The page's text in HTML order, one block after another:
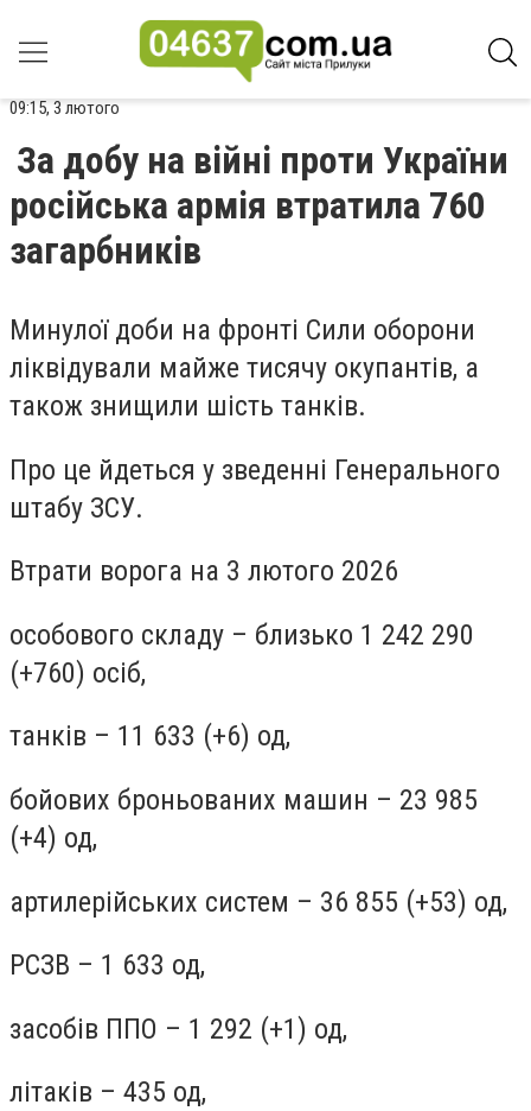
09:15, 3 лютого
За добу на війні проти України
російська армія втратила 760
загарбників
Минулої доби на фронті Сили оборони
ліквідували майже тисячу окупантів, а
також знищили шість танків.
Про це йдеться у зведенні Генерального
штабу ЗСУ.
Втрати ворога на 3 лютого 2026
особового складу – близько 1 242 290
(+760) осіб,
танків – 11 633 (+6) од,
бойових броньованих машин – 23 985
(+4) од,
артилерійських систем – 36 855 (+53) од,
РСЗВ – 1 633 од,
засобів ППО – 1 292 (+1) од,
літаків – 435 од,